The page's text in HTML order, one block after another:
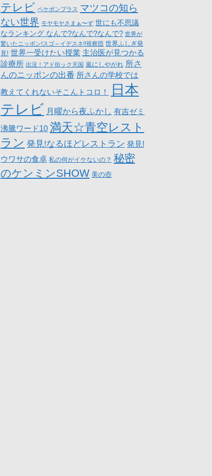
テレビ ペケポンプラス マツコの知ら
ない世界 モヤモヤさまぁ〜ず 世にも不思議
なランキング なんで?なんで?なんで? 世界が
驚いたニッポン!スゴ～イデスネ!!視察団 世界ふしぎ発
見! 世界一受けたい授業 主治医が見つかる
診療所 出没！アド街ック天国 嵐にしやがれ 所さ
んのニッポンの出番 所さんの学校では
教えてくれないそこんトコロ！
日本
テレビ 月曜から夜ふかし 有吉ゼミ
沸騰ワード10 満天☆青空レスト
ラン 発見!なるほどレストラン 発見!
ウワサの食卓 私の何がイケないの？ 秘密
のケンミンSHOW 美の壺